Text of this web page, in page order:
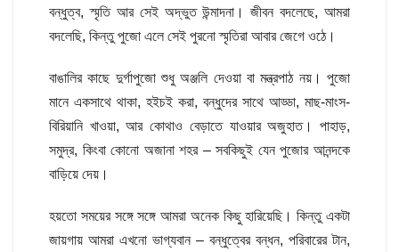
বন্ধুত্ব, স্মৃতি আর সেই অদ্ভুত উন্মাদনা। জীবন বদলেছে, আমরা
বদলেছি, কিন্তু পুজো এলে সেই পুরনো স্মৃতিরা আবার জেগে ওঠে।
বাঙালির কাছে দুর্গাপুজো শুধু অঞ্জলি দেওয়া বা মন্ত্রপাঠ নয়। পুজো
মানে একসাথে থাকা, হইচই করা, বন্ধুদের সাথে আড্ডা, মাছ-মাংস-
বিরিয়ানি খাওয়া, আর কোথাও বেড়াতে যাওয়ার অজুহাত। পাহাড়,
সমুদ্র, কিংবা কোনো অজানা শহর – সবকিছুই যেন পুজোর আনন্দকে
বাড়িয়ে দেয়।
হয়তো সময়ের সঙ্গে সঙ্গে আমরা অনেক কিছু হারিয়েছি। কিন্তু একটা
জায়গায় আমরা এখনো ভাগ্যবান – বন্ধুত্বের বন্ধন, পরিবারের টান,